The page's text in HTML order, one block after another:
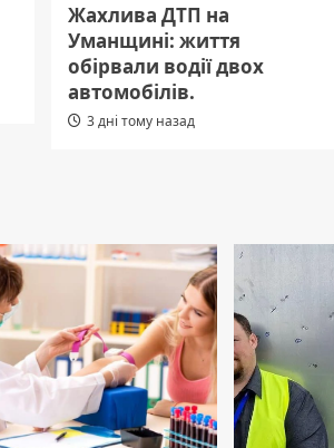
Жахлива ДТП на
Уманщині: життя
обірвали водії двох
автомобілів.
3 дні тому назад